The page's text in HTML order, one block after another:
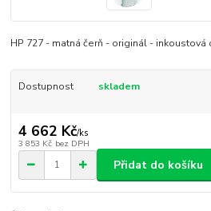
HP 727 - matná čerň - originál - inkoustová
Dostupnost skladem
4 662 Kč/ks
3 853 Kč bez DPH
Přidat do košíku